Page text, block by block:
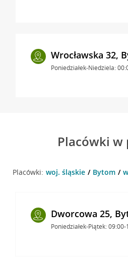
Wrocławska 32,
Poniedziałek-Niedziela:
Placówki w
Placówki: woj. śląskie Bytom
Dworcowa 25,
Poniedziałek-Piątek: